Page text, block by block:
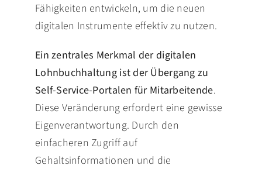
Fähigkeiten entwickeln, um die neuen
digitalen Instrumente effektiv zu nutzen.
Ein zentrales Merkmal der digitalen
Lohnbuchhaltung ist der Übergang zu
Self-Service-Portalen für Mitarbeitende.
Diese Veränderung erfordert eine gewisse
Eigenverantwortung. Durch den
einfacheren Zugriff auf
Gehaltsinformationen und die